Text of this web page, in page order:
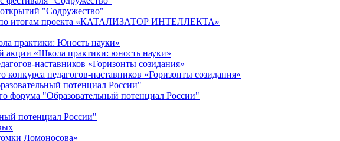
"Содружество"
по итогам проекта «КАТАЛИЗАТОР ИНТЕЛЛЕКТА»
практики: Юность науки»
акции «Школа практики: юность науки»
наставников «Горизонты созидания»
конкурса педагогов-наставников «Горизонты созидания»
потенциал России"
форума "Образовательный потенциал России"
потенциал России"
Ломоносова»